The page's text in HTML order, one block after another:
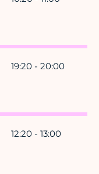
19:20 - 20:00
12:20 - 13:00